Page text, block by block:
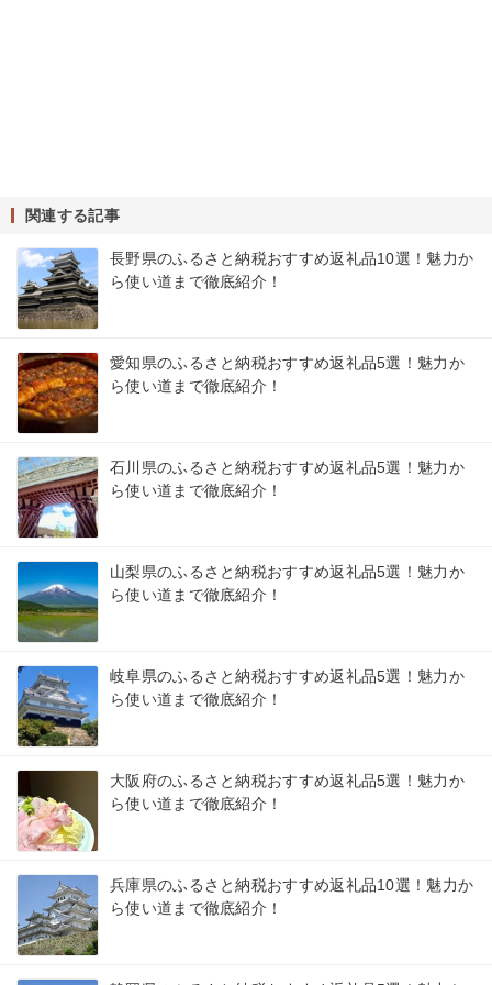
関連する記事
長野県のふるさと納税おすすめ返礼品10選！魅力か
ら使い道まで徹底紹介！
愛知県のふるさと納税おすすめ返礼品5選！魅力か
ら使い道まで徹底紹介！
石川県のふるさと納税おすすめ返礼品5選！魅力か
ら使い道まで徹底紹介！
山梨県のふるさと納税おすすめ返礼品5選！魅力か
ら使い道まで徹底紹介！
岐阜県のふるさと納税おすすめ返礼品5選！魅力か
ら使い道まで徹底紹介！
大阪府のふるさと納税おすすめ返礼品5選！魅力か
ら使い道まで徹底紹介！
兵庫県のふるさと納税おすすめ返礼品10選！魅力か
ら使い道まで徹底紹介！